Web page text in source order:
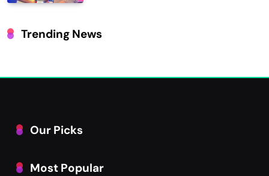
Trending News
Our Picks
Most Popular